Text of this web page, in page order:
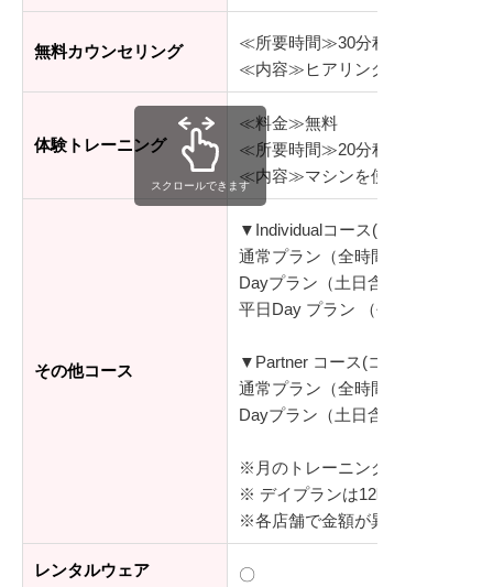
無料カウンセリング
≪所要時間≫30分程度
≪内容≫ヒアリング、目標設定
体験トレーニング
≪料金≫無料
≪所要時間≫20分程度
≪内容≫マシンを使っての体験ト
その他コース
▼Individualコース(コーチと1対1
通常プラン（全時間利用可能）：
Dayプラン（土日含めた昼の時間
平日Day プラン （平日昼の時間
▼Partner コース(コーチ1名に対
通常プラン（全時間利用可能）：
Dayプラン（土日含めた昼の時間
※月のトレーニング回数（月4回
※ デイプランは12時〜17時限定
※各店舗で金額が異なります。
レンタルウェア 〇
スクロールできます